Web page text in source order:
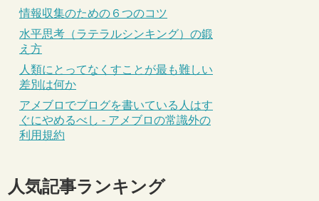
情報収集のための６つのコツ
水平思考（ラテラルシンキング）の鍛
え方
人類にとってなくすことが最も難しい
差別は何か
アメブロでブログを書いている人はす
ぐにやめるべし - アメブロの常識外の
利用規約
人気記事ランキング